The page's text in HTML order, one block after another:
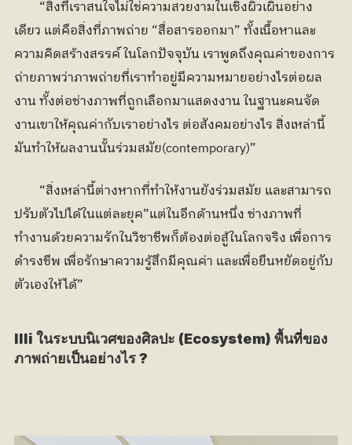
เดียว แต่คือสิ่งที่ภาพถ่าย “สื่อสารออกมา” ทั้งเนื้อหาและ
ความคิดสร้างสรรค์ ในโลกปัจจุบัน เราพูดถึงคุณค่าของการ
ถ่ายภาพว่าภาพถ่ายที่เราทำอยู่มีความหมายอย่างไรต่อผล
งาน ทั้งต่อช่างภาพที่ถูกเลือกมาแสดงงาน ในฐานะคนจัด
งานเขาให้คุณค่ากับเราอย่างไร ต่อสังคมอย่างไร สิ่งเหล่านี้
มันทำให้ผลงานนั้นร่วมสมัย(contemporary)”
ปรับตัวไปได้ในแต่ละยุค”แต่ในอีกด้านหนึ่ง ช่างภาพที่
ทำงานด้วยความรักในวิชาชีพก็ต้องต่อสู้ในโลกจริง เพื่อการ
ดำรงชีพ เพื่อรักษาความรู้สึกมีคุณค่า และเพื่อยืนหยัดอยู่กับ
ตัวเองให้ได้”
llli ในระบบนิเวศของศิลปะ (Ecosystem) พื้นที่ของ
ภาพถ่ายเป็นอย่างไร ?